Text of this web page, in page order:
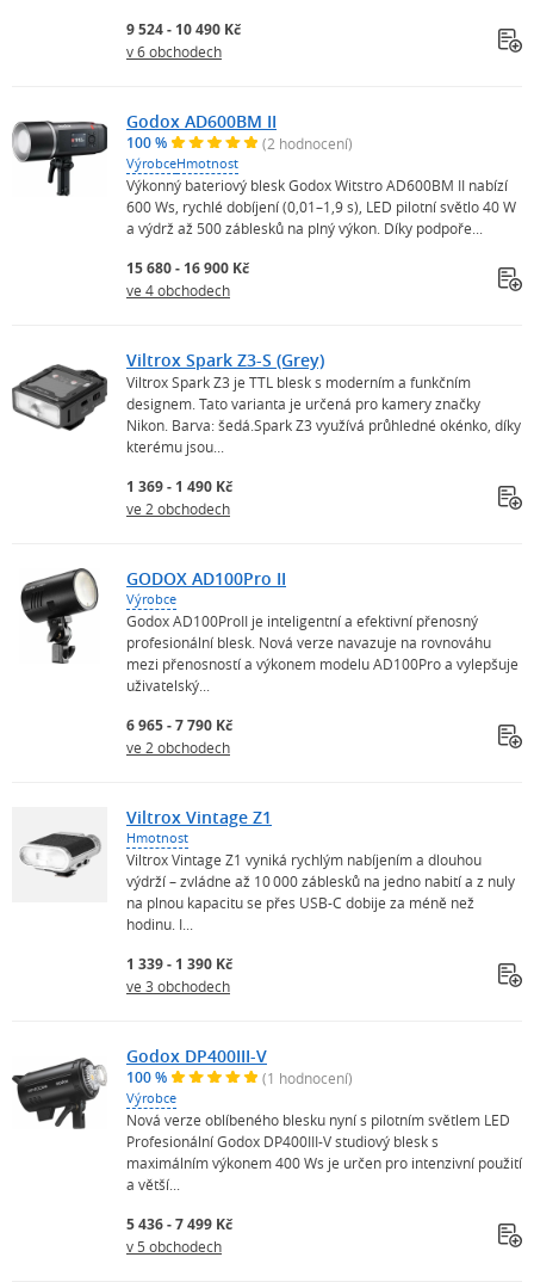
9 524 - 10 490 Kč
v 6 obchodech
Godox AD600BM II
100 % (2 hodnocení)
VýrobceHmotnost
Výkonný bateriový blesk Godox Witstro AD600BM II nabízí
600 Ws, rychlé dobíjení (0,01–1,9 s), LED pilotní světlo 40 W
a výdrž až 500 záblesků na plný výkon. Díky podpoře...
15 680 - 16 900 Kč
ve 4 obchodech
Viltrox Spark Z3-S (Grey)
Viltrox Spark Z3 je TTL blesk s moderním a funkčním
designem. Tato varianta je určená pro kamery značky
Nikon. Barva: šedá.Spark Z3 využívá průhledné okénko, díky
kterému jsou...
1 369 - 1 490 Kč
ve 2 obchodech
GODOX AD100Pro II
Výrobce
Godox AD100ProII je inteligentní a efektivní přenosný
profesionální blesk. Nová verze navazuje na rovnováhu
mezi přenosností a výkonem modelu AD100Pro a vylepšuje
uživatelský...
6 965 - 7 790 Kč
ve 2 obchodech
Viltrox Vintage Z1
Hmotnost
Viltrox Vintage Z1 vyniká rychlým nabíjením a dlouhou
výdrží – zvládne až 10 000 záblesků na jedno nabití a z nuly
na plnou kapacitu se přes USB-C dobije za méně než
hodinu. I...
1 339 - 1 390 Kč
ve 3 obchodech
Godox DP400III-V
100 % (1 hodnocení)
Výrobce
Nová verze oblíbeného blesku nyní s pilotním světlem LED
Profesionální Godox DP400III-V studiový blesk s
maximálním výkonem 400 Ws je určen pro intenzivní použití
a větší...
5 436 - 7 499 Kč
v 5 obchodech